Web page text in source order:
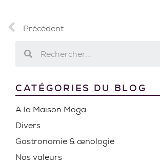
Précédent
CATÉGORIES DU BLOG
A la Maison Moga
Divers
Gastronomie & œnologie
Nos valeurs